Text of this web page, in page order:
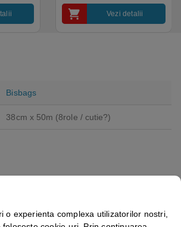
Vezi detalii
Bisbags
38cm x 50m (8role / cutie?)
o experienta complexa utilizatorilor nostri,